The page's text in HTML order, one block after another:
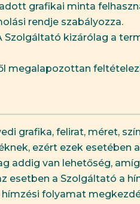
grafikai minta
rendje szabályozza.
Szolgáltató kizárólag a
megalapozottan
grafika, felirat, méret,
ezért ezek esetében
addig van lehetőség,
esetben a Szolgáltató a
folyamat